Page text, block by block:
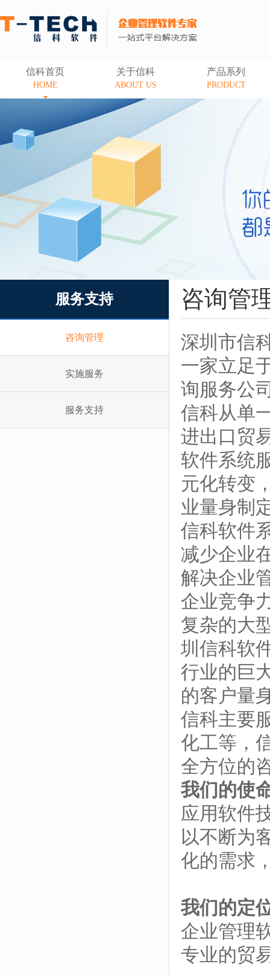
信科首页
HOME
关于信科
ABOUT US
产品系列
PRODUCT
服务支持
咨询管理
实施服务
服务支持
咨询管
深圳市信
一家立足
询服务公
信科从单
进出口贸
软件系统
元化转变
业量身制
信科软件
减少企业
解决企业
企业竞争
复杂的大
圳信科软
行业的巨
的客户量
信科主要
化工等，
全方位的
我们的使
应用软件
以不断为
化的需求
我们的定
企业管理
专业的贸